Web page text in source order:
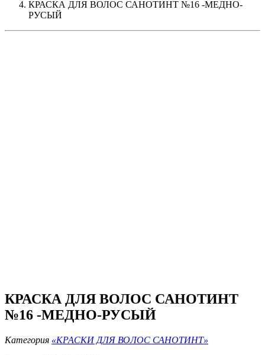
КРАСКА ДЛЯ ВОЛОС САНОТИНТ №16 -MЕДНО-
РУСЫЙ
КРАСКА ДЛЯ ВОЛОС САНОТИНТ
№16 -MЕДНО-РУСЫЙ
Категория «КРАСКИ ДЛЯ ВОЛОС САНОТИНТ»